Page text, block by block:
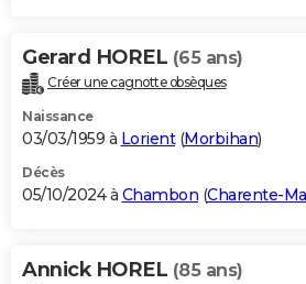
Gerard HOREL (65 ans)
Créer une cagnotte obsèques
Naissance
03/03/1959 à Lorient(Morbihan)
Décès
05/10/2024 à Chambon (Charente-
Annick HOREL (85 ans)